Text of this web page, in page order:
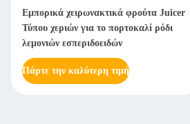
Εμπορικά χειρωνακτικά φρούτα Juicer
Τύπου χεριών για το πορτοκαλί ρόδι
λεμονιών εσπεριδοειδών
Πάρτε την καλύτερη τιμή